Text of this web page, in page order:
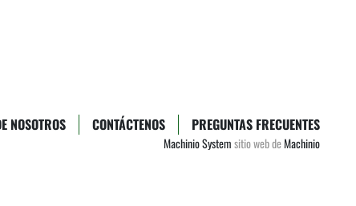
NOSOTROS CONTÁCTENOS PREGUNTAS FRECUENTES
Machinio Systemsitio web deMachinio